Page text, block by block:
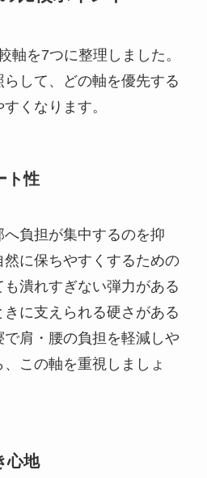
軸を7つに整理しました。
して、どの軸を優先する
くなります。
ト性
負担が集中するのを抑
然に保ちやすくするための
潰れすぎない弾力がある
に支えられる硬さがある
肩・腰の負担を軽減しや
この軸を重視しましょ
心地